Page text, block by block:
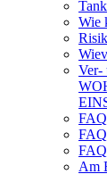
Wie
Ver-
Am